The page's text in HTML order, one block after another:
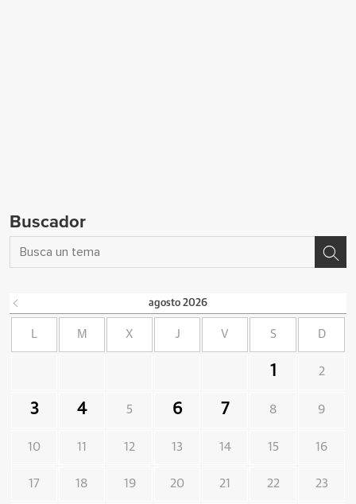
Buscador
agosto 2026
L M X J V S D
1 2
3 4 5 6 7 8 9
10 11 12 13 14 15 16
17 18 19 20 21 22 23